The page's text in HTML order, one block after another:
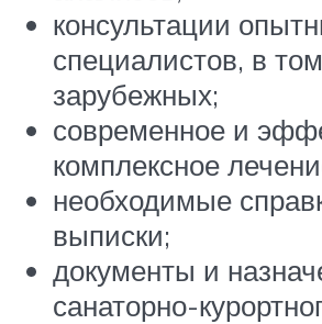
консультации
специалистов, в
зарубежных;
современное и
комплексное
необходимые
выписки;
документы и
санаторно-